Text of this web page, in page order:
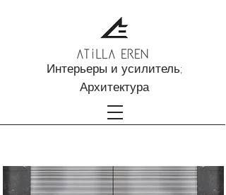
Интерьеры и усилитель;
Архитектура